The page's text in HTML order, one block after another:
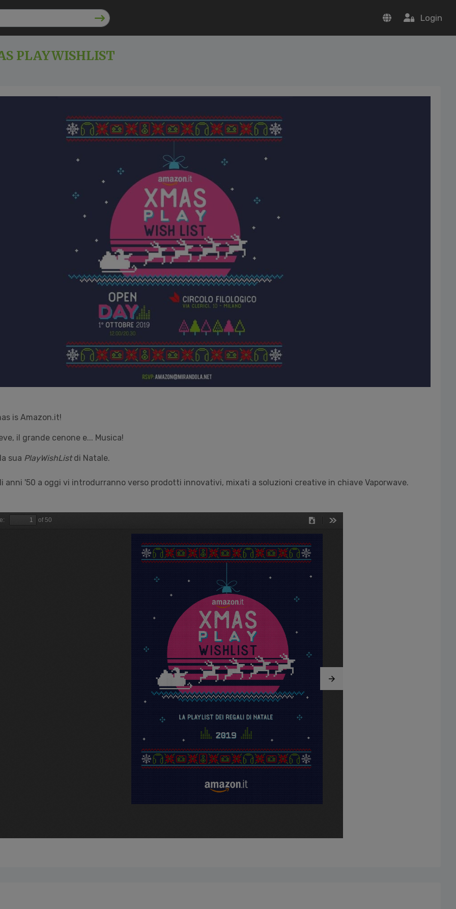
Login
PLAYWISHLIST
is Amazon.it!
il grande cenone e... Musica!
sua PlayWishListdi Natale.
anni '50 a oggi vi introdurranno verso prodotti innovativi, mixati a soluzioni creative in chiave Vaporwave.